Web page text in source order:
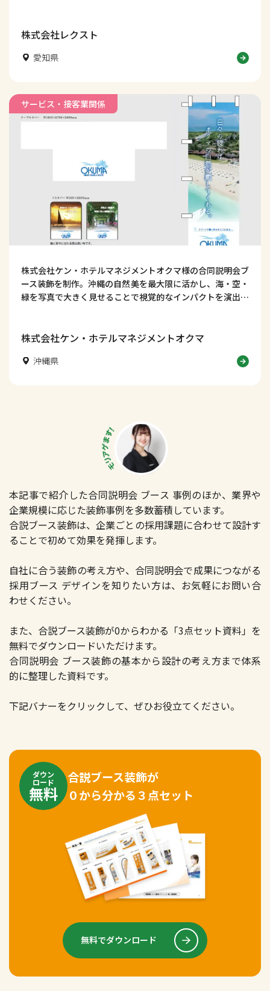
株式会社レクスト
愛知県
サービス・接客業関係
株式会社ケン・ホテルマネジメントオクマ様の合同説明会ブ
ース装飾を制作。沖縄の自然美を最大限に活かし、海・空・
緑を写真で大きく見せることで視覚的なインパクトを演出し
株式会社ケン・ホテルマネジメントオクマ
沖縄県
本記事で紹介した合同説明会 ブース 事例のほか、業界や
企業規模に応じた装飾事例を多数蓄積しています。
合説ブース装飾は、企業ごとの採用課題に合わせて設計す
ることで初めて効果を発揮します。
自社に合う装飾の考え方や、合同説明会で成果につながる
採用ブース デザインを知りたい方は、お気軽にお問い合
わせください。
また、合説ブース装飾が0からわかる「3点セット資料」を
無料でダウンロードいただけます。
合同説明会 ブース装飾の基本から設計の考え方まで体系
的に整理した資料です。
下記バナーをクリックして、ぜひお役立てください。
ダウン
ロード
無料
合説ブース装飾が
０から分かる３点セット
無料でダウンロード